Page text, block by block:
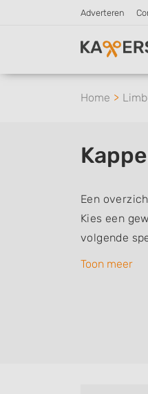
Adverteren
Home
Een
Kies een
volgende
vrouwen of
Toon meer